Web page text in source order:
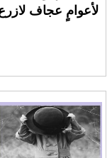
لأعوامٍ عجاف لازرع